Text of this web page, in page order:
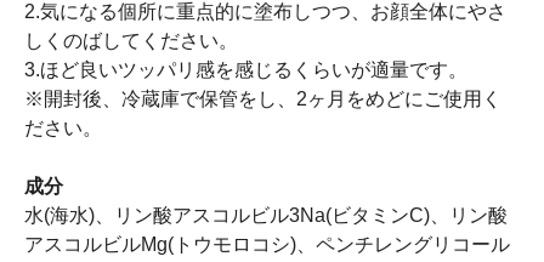
2.気になる個所に重点的に塗布しつつ、お顔全体にやさ
しくのばしてください。
3.ほど良いツッパリ感を感じるくらいが適量です。
※開封後、冷蔵庫で保管をし、2ヶ月をめどにご使用く
ださい。
成分
水(海水)、リン酸アスコルビル3Na(ビタミンC)、リン酸
アスコルビルMg(トウモロコシ)、ペンチレングリコール